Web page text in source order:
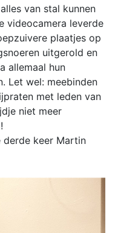
van stal kunnen
videocamera leverde
plaatjes op
uitgerold en
allemaal hun
Let wel: meebinden
met leden van
niet meer
derde keer Martin